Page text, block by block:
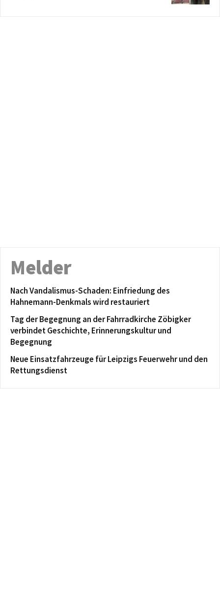
Melder
Nach Vandalismus-Schaden: Einfriedung des
Hahnemann-Denkmals wird restauriert
Tag der Begegnung an der Fahrradkirche Zöbigker
verbindet Geschichte, Erinnerungskultur und
Begegnung
Neue Einsatzfahrzeuge für Leipzigs Feuerwehr und den
Rettungsdienst